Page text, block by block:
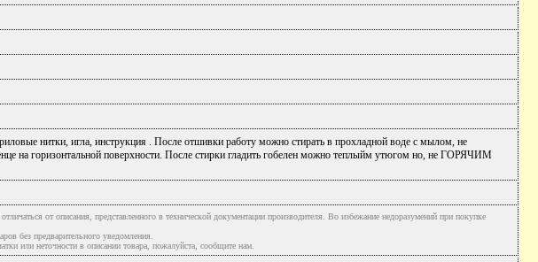
нитки, игла, инструкция . После отшивки работу можно стирать в прохладной воде с мылом, не
на горизонтальной поверхности. После стирки гладить гобелен можно теплыйм утюгом но, не ГОРЯЧИМ
от описания, представленного в технической документации производителя. Во избежание недоразумений при покупке
без предварительного уведомления.
или неточности в описании товара, пожалуйста, сообщите нам.